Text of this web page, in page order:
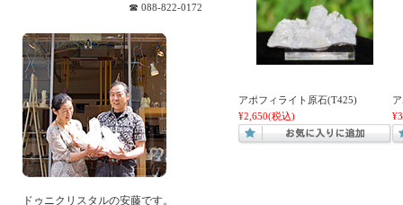
アポフィライト原石(T425)
¥2,650(税込)
☎ 088-822-0172
ドゥニクリスタルの安藤です。